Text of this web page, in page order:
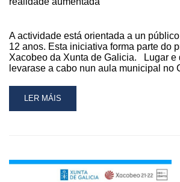
A actividade está orientada a un
12 anos. Esta iniciativa forma parte do
Xacobeo da Xunta de Galicia. Lugar e
levarase a cabo nun aula municipal no
READ
MORE
OBRADOIROS
LER MÁIS